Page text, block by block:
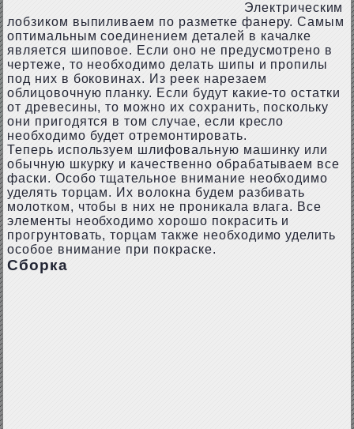
Электрическим
лобзиком выпиливаем по разметке фанеру. Самым
оптимальным соединением деталей в качалке
является шиповое. Если оно не предусмотрено в
чертеже, то необходимо делать шипы и пропилы
под них в боковинах. Из реек нарезаем
облицовочную планку. Если будут какие-то остатки
от древесины, то можно их сохранить, поскольку
они пригодятся в том случае, если кресло
необходимо будет отремонтировать.
Теперь используем шлифовальную машинку или
обычную шкурку и качественно обрабатываем все
фаски. Особо тщательное внимание необходимо
уделять торцам. Их волокна будем разбивать
молотком, чтобы в них не проникала влага. Все
элементы необходимо хорошо покрасить и
прогрунтовать, торцам также необходимо уделить
особое внимание при покраске.
Сборка